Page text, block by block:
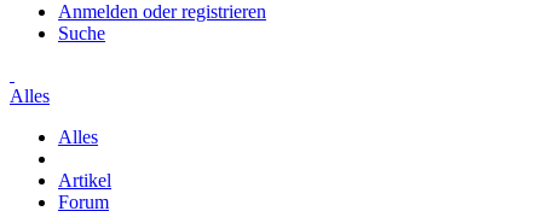
Anmelden oder registrieren
Suche
Alles
Alles
Artikel
Forum